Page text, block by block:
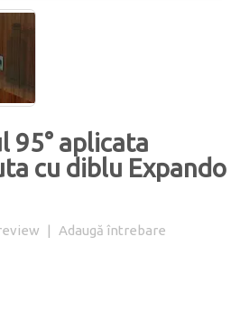
95° aplicata
cu diblu Expando
| Adaugă întrebare